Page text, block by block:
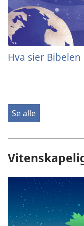
Hva sier
Se alle